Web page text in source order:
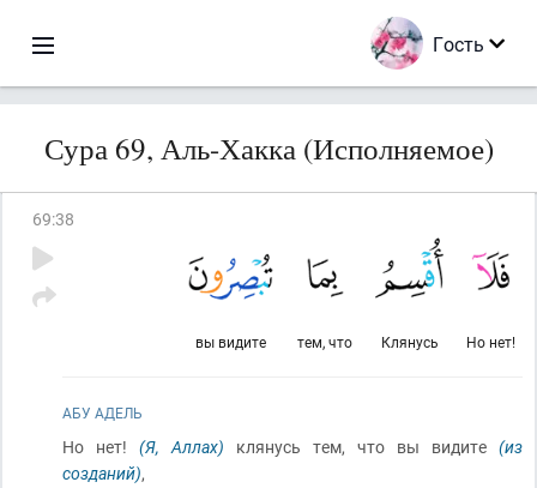
Гость
Сура 69, Аль-Хакка (Исполняемое)
69:38
Но нет!
Клянусь
тем, что
вы видите
АБУ АДЕЛЬ
Но нет! (Я, Аллах) клянусь тем, что вы видите (из
созданий),